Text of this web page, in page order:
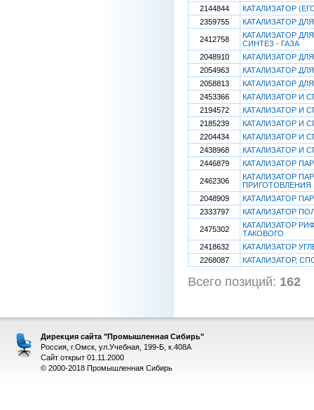
2144844
КАТАЛИЗАТОР
2359755
КАТАЛИЗАТОР
2412758
КАТАЛИЗАТОР
СИНТЕЗ - ГАЗА
2048910
КАТАЛИЗАТОР
2054963
КАТАЛИЗАТОР
2058813
КАТАЛИЗАТОР
2453366
КАТАЛИЗАТОР И
2194572
КАТАЛИЗАТОР И
2185239
КАТАЛИЗАТОР И
2204434
КАТАЛИЗАТОР И
2438968
КАТАЛИЗАТОР И
2446879
КАТАЛИЗАТОР
2462306
КАТАЛИЗАТОР
ПРИГОТОВЛЕНИЯ
2048909
КАТАЛИЗАТОР
2333797
КАТАЛИЗАТОР
2475302
КАТАЛИЗАТОР
ТАКОВОГО
2418632
КАТАЛИЗАТОР
2268087
КАТАЛИЗАТОР,
Всего позиций: 162
Дирекция сайта "Промышленная Сибирь"
Россия, г.Омск, ул.Учебная, 199-Б, к.408А
Сайт открыт 01.11.2000
© 2000-2018 Промышленная Сибирь